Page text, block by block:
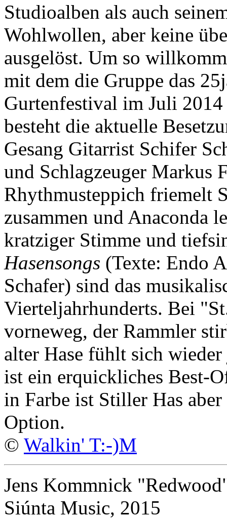
Studioalben als auch
Wohlwollen, aber keine
ausgelöst. Um so
mit dem die Gruppe das
Gurtenfestival im Juli 2014
besteht die aktuelle
Gesang Gitarrist Schifer
und Schlagzeuger Markus
Rhythmusteppich friemelt
zusammen und Anaconda
kratziger Stimme und
Hasensongs (Texte: Endo
Schafer) sind das
Vierteljahrhunderts. Bei
vorneweg, der Rammler
alter Hase fühlt sich
ist ein erquickliches
in Farbe ist Stiller Has
Option.
© Walkin' T:-)M
Jens Kommnick
Siúnta Music, 2015